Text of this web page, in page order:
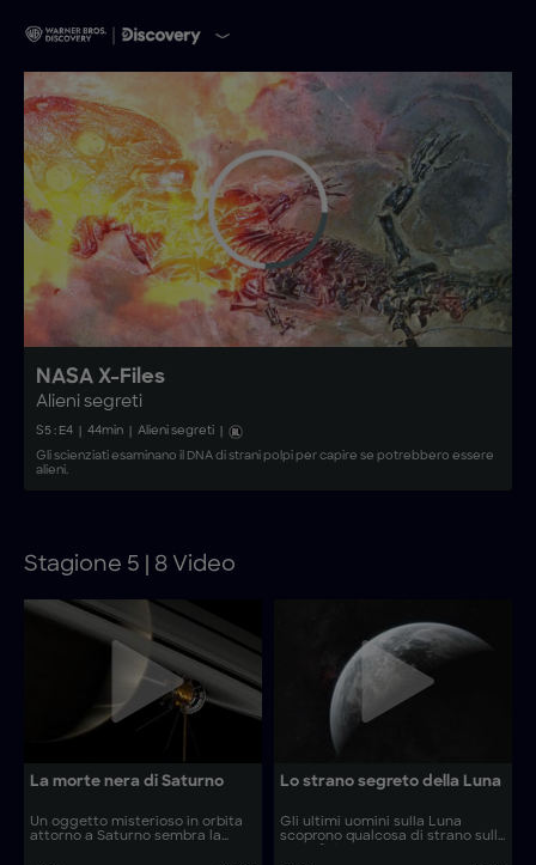
NASA X-Files
Alieni segreti
S5: E4 44min Alieni segreti
Gli scienziati esaminano il DNA di strani polpi per capire se potrebbero essere
alieni.
Stagione 5 | 8 Video
La morte nera di Saturno
Un oggetto misterioso in orbita
attorno a Saturno sembra la
Lo strano segreto della Luna
Gli ultimi uomini sulla Luna
scoprono qualcosa di strano sulla